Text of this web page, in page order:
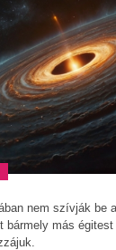
nem szívják be
bármely más